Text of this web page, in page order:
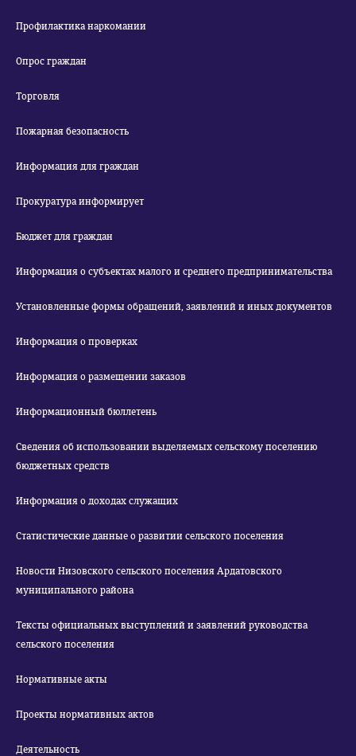
Профилактика наркомании
Опрос граждан
Торговля
Пожарная безопасность
Информация для граждан
Прокуратура информирует
Бюджет для граждан
Информация о субъектах малого и среднего предпринимательства
Установленные формы обращений, заявлений и иных документов
Информация о проверках
Информация о размещении заказов
Информационный бюллетень
Сведения об использовании выделяемых сельскому поселению
бюджетных средств
Информация о доходах служащих
Статистические данные о развитии сельского поселения
Новости Низовского сельского поселения Ардатовского
муниципального района
Тексты официальных выступлений и заявлений руководства
сельского поселения
Нормативные акты
Проекты нормативных актов
Деятельность